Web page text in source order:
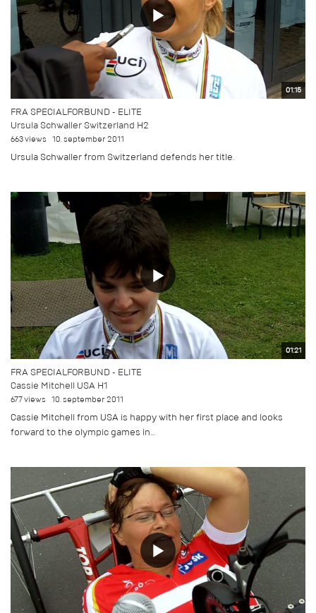
01:15
FRA SPECIALFORBUND - ELITE
Ursula Schwaller Switzerland H2
663 views 10. september 2011
Ursula Schwaller from Switzerland defends her title.
01:21
FRA SPECIALFORBUND - ELITE
Cassie Mitchell USA H1
677 views 10. september 2011
Cassie Mitchell from USA is happy with her first place and looks
forward to the olympic games in...